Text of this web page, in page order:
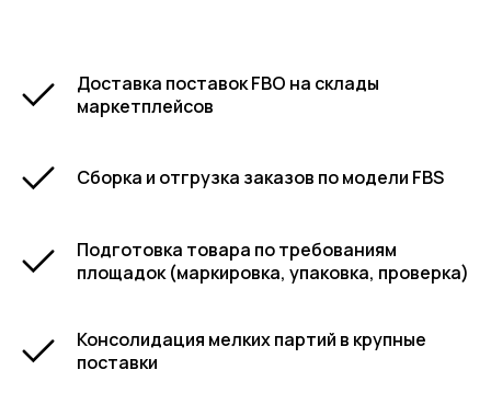
Доставка поставок FBO на склады
маркетплейсов
Сборка и отгрузка заказов по модели FBS
Подготовка товара по требованиям
площадок (маркировка, упаковка, проверка)
Консолидация мелких партий в крупные
поставки